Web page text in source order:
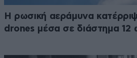
Η ρωσική αεράμυνα
drones μέσα σε διάστημα 12